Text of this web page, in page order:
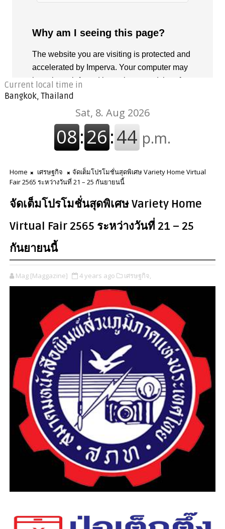
Current local time in
Bangkok, Thailand
Home เศรษฐกิจ
จัดเต็มโปรโมชั่นสุดพิเศษ Variety Home Virtual
Fair 2565 ระหว่างวันที่ 21 – 25 กันยายนนี้
จัดเต็มโปรโมชั่นสุดพิเศษ Variety Home
Virtual Fair 2565 ระหว่างวันที่ 21 – 25
กันยายนนี้
Mag [Maggazine] 4 years ago เศรษฐกิจ,